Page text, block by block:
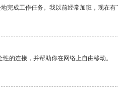
完成工作任务。我以前经常加班，现在
的连接，并帮助你在网络上自由移动。